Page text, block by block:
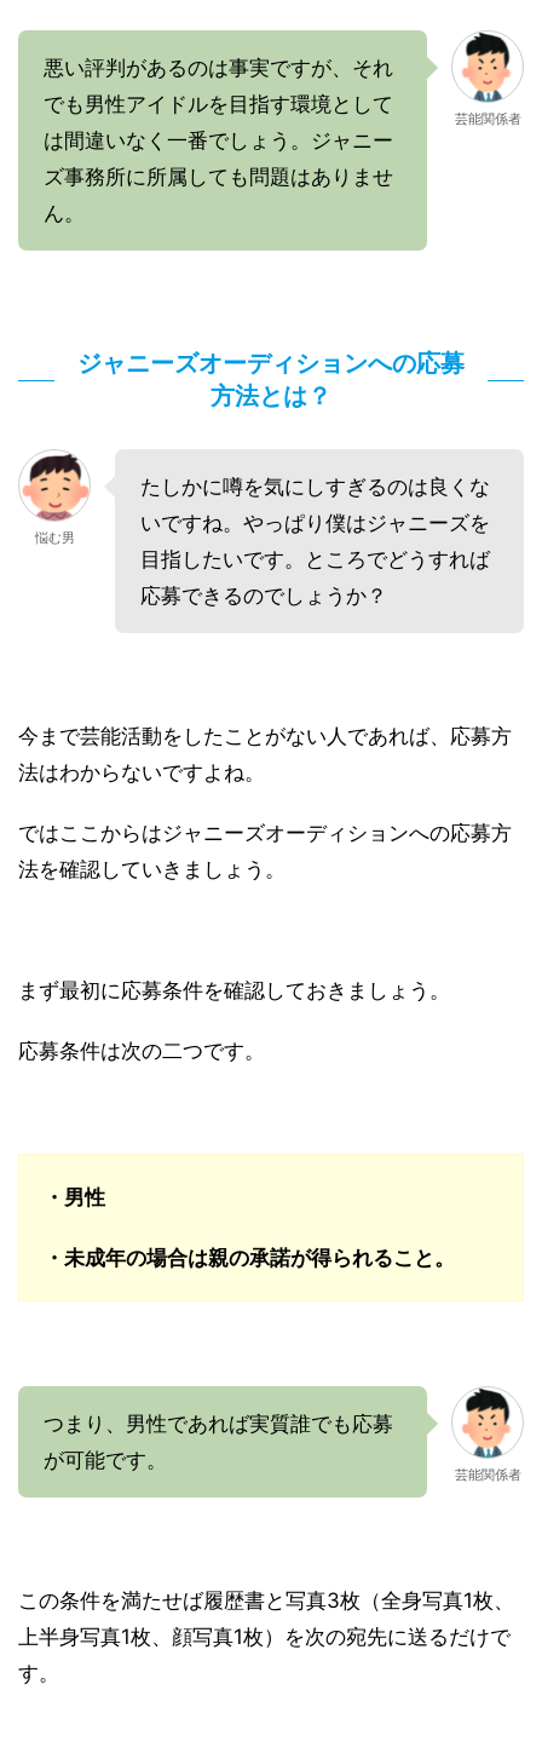
悪い評判があるのは事実ですが、それ
でも男性アイドルを目指す環境として
は間違いなく一番でしょう。ジャニー
ズ事務所に所属しても問題はありませ
ん。
芸能関係者
ジャニーズオーディションへの応募
方法とは？
悩む男
たしかに噂を気にしすぎるのは良くな
いですね。やっぱり僕はジャニーズを
目指したいです。ところでどうすれば
応募できるのでしょうか？
今まで芸能活動をしたことがない人であれば、応募方
法はわからないですよね。
ではここからはジャニーズオーディションへの応募方
法を確認していきましょう。
まず最初に応募条件を確認しておきましょう。
応募条件は次の二つです。
・男性
・未成年の場合は親の承諾が得られること。
つまり、男性であれば実質誰でも応募
が可能です。
芸能関係者
この条件を満たせば履歴書と写真3枚（全身写真1枚、
上半身写真1枚、顔写真1枚）を次の宛先に送るだけで
す。